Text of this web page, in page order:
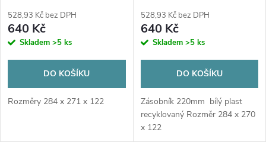
RECYKLOVANÝ ABS
528,93 Kč bez DPH
640 Kč
Skladem >5 ks
DO KOŠÍKU
Rozměry 284 x 271 x 122
528,93 Kč bez DPH
640 Kč
Skladem >5 ks
DO KOŠÍKU
Zásobník 220mm bílý plast
recyklovaný Rozměr 284 x 270
x 122